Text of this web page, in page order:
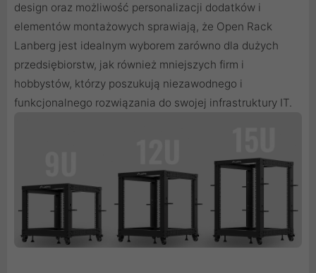
design oraz możliwość personalizacji dodatków i
elementów montażowych sprawiają, że Open Rack
Lanberg jest idealnym wyborem zarówno dla dużych
przedsiębiorstw, jak również mniejszych firm i
hobbystów, którzy poszukują niezawodnego i
funkcjonalnego rozwiązania do swojej infrastruktury IT.